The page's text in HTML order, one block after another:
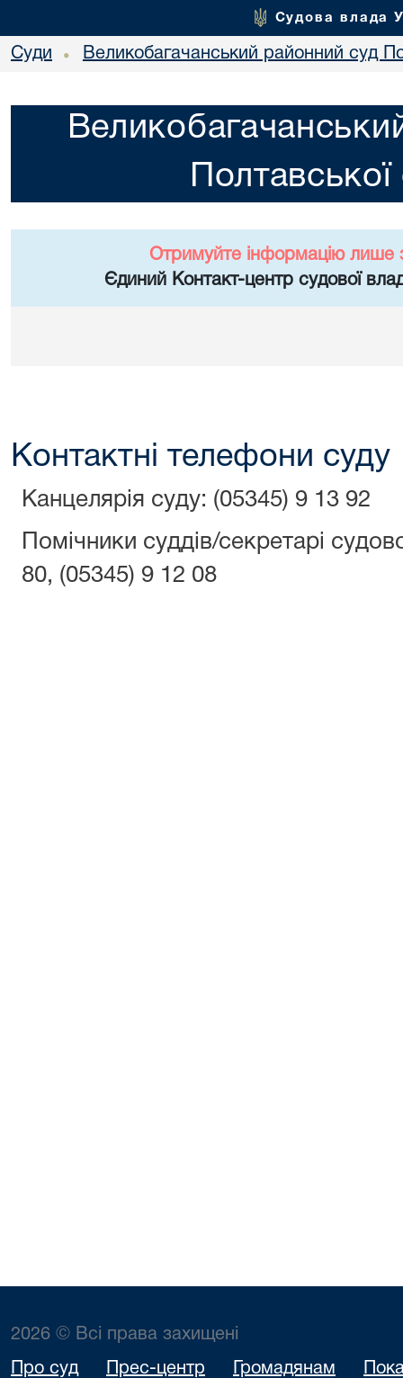
Судова влада
Суди • Великобагачанський районний суд
Полтавської
Отримуйте інформацію лише
Єдиний Контакт-центр судової
Контактні телефони суду
Канцелярія суду: (05345) 9 13 92
Помічники суддів/секретарі
80, (05345) 9 12 08
2026 © Всі права захищені
Про суд Прес-центр Громадянам